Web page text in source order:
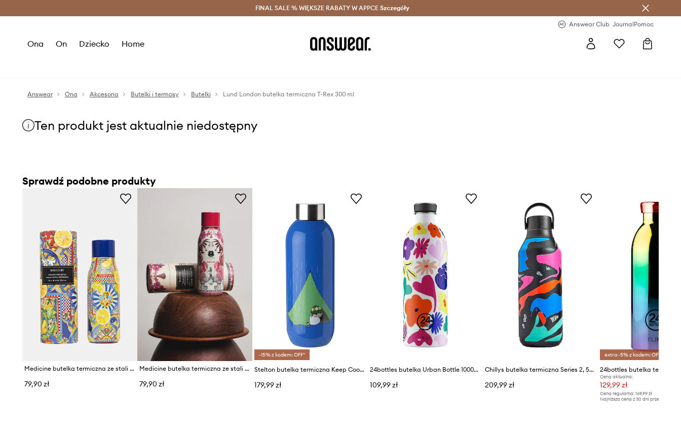
Oszczędzaj z Answear Club > Dostawa nawet w 24h >
FINAL SALE % WIĘKSZE RABATY W APPCE Szczegóły
Answear Club JournalPomoc
Ona On Dziecko Home
Answear Ona Akcesoria Butelki i termosy Butelki Lund London butelka termiczna T-Rex 300 ml
Ten produkt jest aktualnie niedostępny
Sprawdź podobne produkty
Medicine butelka termiczna ze stali nierdzewnej
79,90 zł
Medicine butelka termiczna ze stali nierdzewnej
79,90 zł
-15% z kodem: OFF*
Stelton butelka termiczna Keep Cool x Muminki
179,99 zł
24bottles butelka Urban Bottle 1000ml Acqua Fiorita
109,99 zł
Chillys butelka termiczna Series 2, 500 ml
209,99 zł
extra -5% z kodem: OFF*
Cena aktualna:
129,99 zł
Cena regularna: 169,99 zł
Najniższa cena z 30 dni przed obniżką: